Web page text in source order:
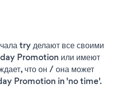
try делают все своими
Promotion или имеют
что он / она может
Promotion in 'no time'.